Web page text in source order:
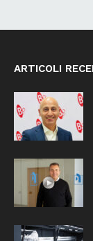
ARTICOLI